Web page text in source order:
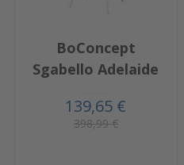
BoConcept
Sgabello Adelaide
139,65 €
398,99 €